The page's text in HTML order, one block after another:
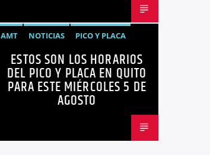
AMT NOTICIAS
PICO Y PLACA
QUITO
SANCIONES
ESTOS SON LOS HORARIOS
DEL PICO Y PLACA EN QUITO
PARA ESTE MIÉRCOLES 5 DE
AGOSTO